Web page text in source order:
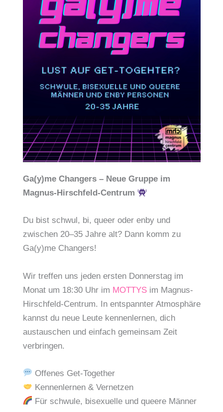
Ga(y)me Changers – Neue Gruppe im
Magnus-Hirschfeld-Centrum
Du bist schwul, bi, queer oder enby und
zwischen 20–35 Jahre alt? Dann komm zu
Ga(y)me Changers!
Wir treffen uns jeden ersten Donnerstag im
Monat um 18:30 Uhr im MOTTYSim Magnus-
Hirschfeld-Centrum. In entspannter Atmosphäre
kannst du neue Leute kennenlernen, dich
austauschen und einfach gemeinsam Zeit
verbringen.
Offenes Get-Together
Kennenlernen & Vernetzen
Für schwule, bisexuelle und queere Männer